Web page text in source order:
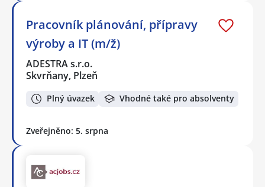
Pracovník plánování, přípravy
výroby a IT (m/ž)
ADESTRA s.r.o.
Skvrňany, Plzeň
Plný úvazek Vhodné také pro absolventy
Zveřejněno: 5. srpna